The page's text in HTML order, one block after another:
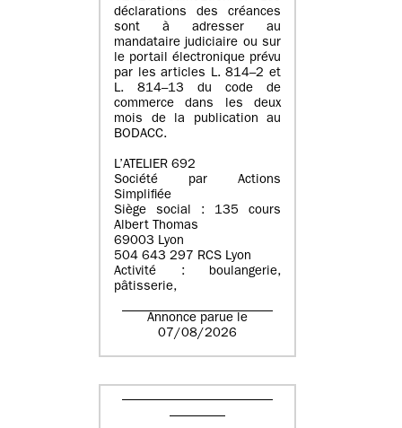
déclarations des créances
sont à adresser au
mandataire judiciaire ou sur
le portail électronique prévu
par les articles L. 814–2 et
L. 814–13 du code de
commerce dans les deux
mois de la publication au
BODACC.
L’ATELIER 692
Société par Actions
Simplifiée
Siège social : 135 cours
Albert Thomas
69003 Lyon
504 643 297 RCS Lyon
Activité : boulangerie,
pâtisserie,
Annonce parue le
07/08/2026